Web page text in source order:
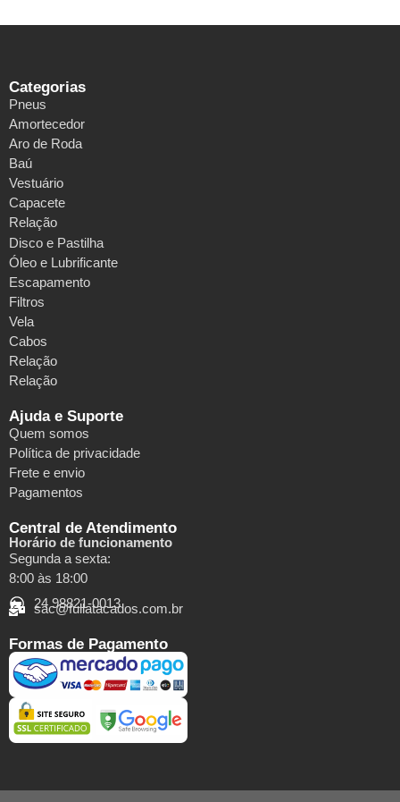
Categorias
Pneus
Amortecedor
Aro de Roda
Baú
Vestuário
Capacete
Relação
Disco e Pastilha
Óleo e Lubrificante
Escapamento
Filtros
Vela
Cabos
Relação
Relação
Ajuda e Suporte
Quem somos
Política de privacidade
Frete e envio
Pagamentos
Central de Atendimento
Horário de funcionamento
Segunda a sexta:
8:00 às 18:00
24 98821-0013
sac@fullatacados.com.br
Formas de Pagamento